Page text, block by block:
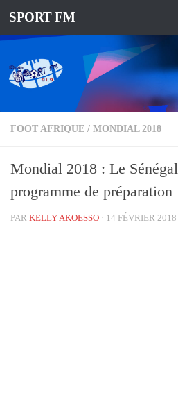
SPORT FM
FOOT AFRIQUE / MONDIAL 2018
Mondial 2018 : Le
programme de préparation
PAR KELLY AKOESSO · 14 FÉVRIER 2018